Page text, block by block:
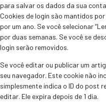
para salvar os dados da sua
Cookies de login são mantidos
por um ano. Se você selecionar
por duas semanas. Se você se
login serão removidos.
Se você editar ou publicar um
seu navegador. Este cookie não
simplesmente indica o ID do post
editar. Ele expira depois de 1 dia.